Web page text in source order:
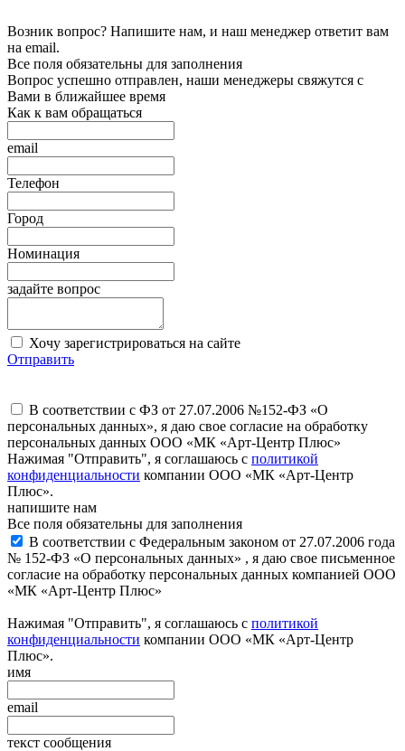
Возник вопрос? Напишите нам, и наш менеджер ответит вам
на email.
Все поля обязательны для заполнения
Вопрос успешно отправлен, наши менеджеры свяжутся с
Вами в ближайшее время
Как к вам обращаться
email
Телефон
Город
Номинация
задайте вопрос
Хочу зарегистрироваться на сайте
Отправить
В соответствии с ФЗ от 27.07.2006 №152-ФЗ «О
персональных данных», я даю свое согласие на обработку
персональных данных ООО «МК «Арт-Центр Плюс»
Нажимая "Отправить", я соглашаюсь с политикой
конфиденциальности компании ООО «МК «Арт-Центр
Плюс».
напишите нам
Все поля обязательны для заполнения
В соответствии с Федеральным законом от 27.07.2006 года
№ 152-ФЗ «О персональных данных» , я даю свое письменное
согласие на обработку персональных данных компанией ООО
«МК «Арт-Центр Плюс»
Нажимая "Отправить", я соглашаюсь с политикой
конфиденциальности компании ООО «МК «Арт-Центр
Плюс».
имя
email
текст сообщения